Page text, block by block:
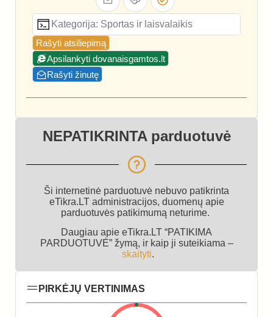
Kategorija: Sportas ir laisvalaikis
Rašyti atsiliepimą
Apsilankyti dovanaisgamtos.lt
Rašyti žinutę
NEPATIKRINTA parduotuvė
Ši internetinė parduotuvė nebuvo patikrinta
eTikra.LT administracijos, duomenų apie
parduotuvės patikimumą neturime.
Daugiau apie eTikra.LT “PATIKIMA
PARDUOTUVĖ” žymą, ir kaip ji suteikiama –
skaityti.
PIRKĖJŲ VERTINIMAS